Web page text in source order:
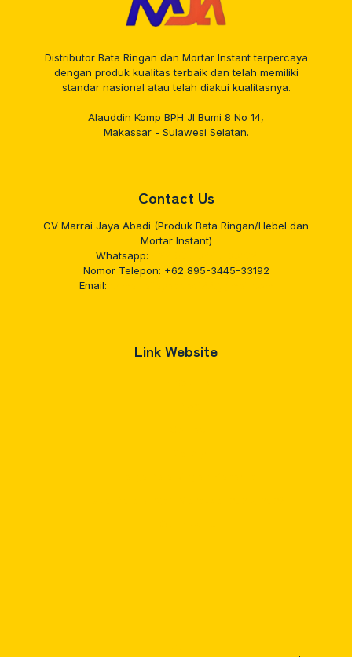
Distributor Bata Ringan dan Mortar Instant terpercaya
dengan produk kualitas terbaik dan telah memiliki
standar nasional atau telah diakui kualitasnya.
Alauddin Komp BPH Jl Bumi 8 No 14,
Makassar - Sulawesi Selatan.
Contact Us
CV Marrai Jaya Abadi (Produk Bata Ringan/Hebel dan
Mortar Instant)
Whatsapp:
Nomor Telepon: +62 895-3445-33192
Email:
Link Website